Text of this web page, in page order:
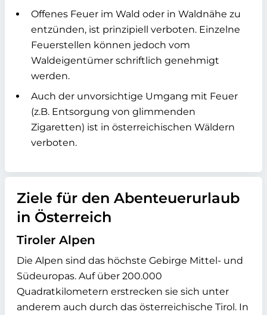
Offenes Feuer im Wald oder in Waldnähe zu
entzünden, ist prinzipiell verboten. Einzelne
Feuerstellen können jedoch vom
Waldeigentümer schriftlich genehmigt
werden.
Auch der unvorsichtige Umgang mit Feuer
(z.B. Entsorgung von glimmenden
Zigaretten) ist in österreichischen Wäldern
verboten.
Ziele für den Abenteuerurlaub
in Österreich
Tiroler Alpen
Die Alpen sind das höchste Gebirge Mittel- und
Südeuropas. Auf über 200.000
Quadratkilometern erstrecken sie sich unter
anderem auch durch das österreichische Tirol. In